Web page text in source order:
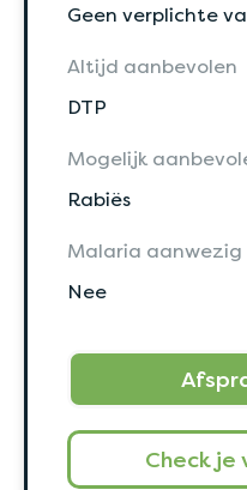
Geen verplichte
Altijd aanbevolen
DTP
Mogelijk
Rabiës
Malaria aanwezig
Nee
Check je